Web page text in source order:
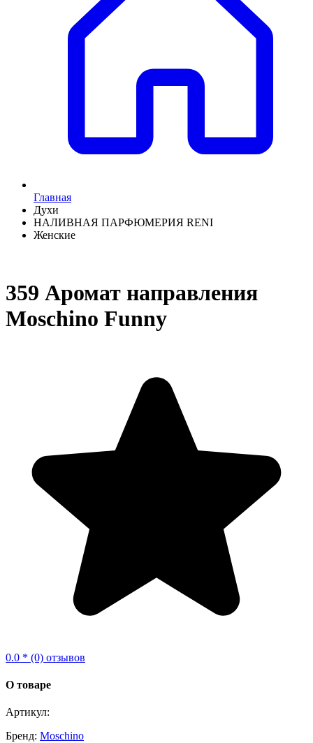
Главная
Духи
НАЛИВНАЯ ПАРФЮМЕРИЯ RENI
Женские
359 Аромат направления
Moschino Funny
0.0 * (0) отзывов
О товаре
Артикул:
Бренд: Moschino